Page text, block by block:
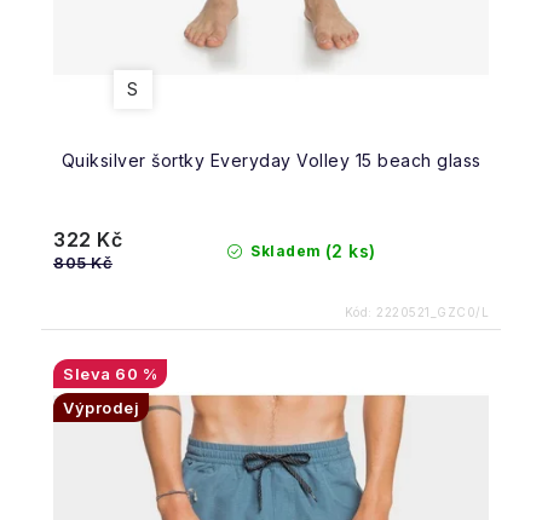
Quiksilver šortky Everyday Volley 15 beach glass
S
Skladem (2 ks)
322 Kč
805 Kč
Kód: 2220521_GZC0/L
60 %
Výprodej